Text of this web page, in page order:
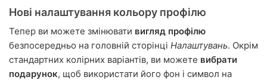
Нові налаштування кольору профілю
Тепер ви можете змінювати вигляд профілю
безпосередньо на головній сторінці Налаштувань. Окрім
стандартних колірних варіантів, ви можете вибрати
подарунок, щоб використати його фон і символ на